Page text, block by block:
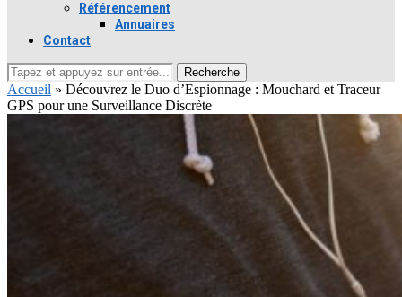
Référencement
Annuaires
Contact
Recherche
Accueil » Découvrez le Duo d’Espionnage : Mouchard et Traceur
GPS pour une Surveillance Discrète